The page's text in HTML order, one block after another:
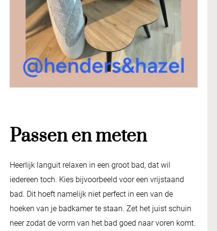
Passen en meten
Heerlijk languit relaxen in een groot bad, dat wil
iedereen toch. Kies bijvoorbeeld voor een vrijstaand
bad. Dit hoeft namelijk niet perfect in een van de
hoeken van je badkamer te staan. Zet het juist schuin
neer zodat de vorm van het bad goed naar voren komt.